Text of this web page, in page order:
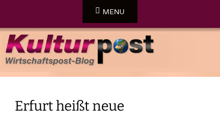
content
MENU
KULTURPOST
Erfurt heißt neue